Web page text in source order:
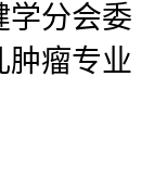
学分会委
肿瘤专业